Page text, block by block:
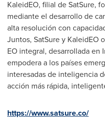
KaleidEO, filial de SatSure,
mediante el desarrollo de
alta resolución con
Juntos, SatSure y KaleidEO
EO integral, desarrollada en
empodera a los países
interesadas de inteligencia
acción más rápida,
https://www.satsure.co/